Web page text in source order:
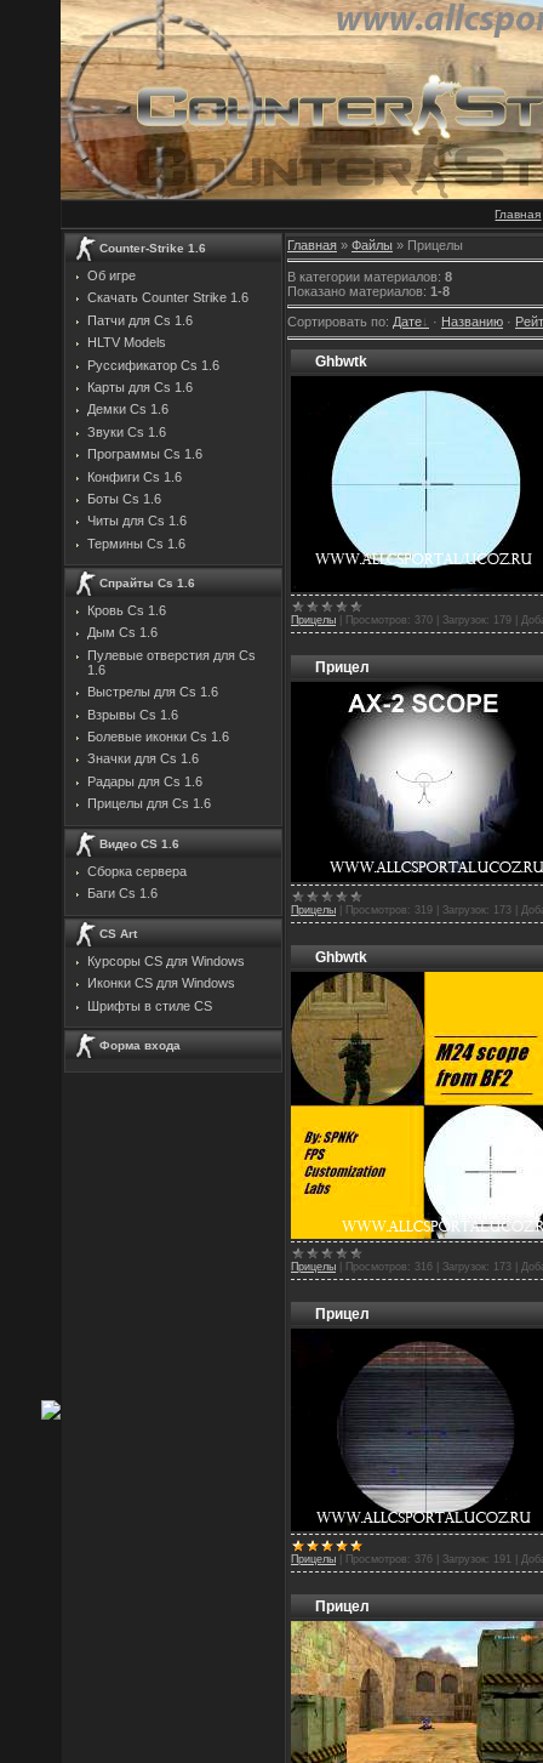
Главная
Counter-Strike 1.6
Об игре
Скачать Counter Strike 1.6
Патчи для Cs 1.6
HLTV Models
Руссификатор Cs 1.6
Карты для Cs 1.6
Демки Cs 1.6
Звуки Cs 1.6
Программы Cs 1.6
Конфиги Cs 1.6
Боты Cs 1.6
Читы для Cs 1.6
Термины Cs 1.6
Спрайты Cs 1.6
Кровь Cs 1.6
Дым Cs 1.6
Пулевые отверстия для Cs
1.6
Выстрелы для Cs 1.6
Взрывы Cs 1.6
Болевые иконки Cs 1.6
Значки для Cs 1.6
Радары для Cs 1.6
Прицелы для Cs 1.6
Видео CS 1.6
Сборка сервера
Баги Cs 1.6
CS Art
Курсоры CS для Windows
Иконки CS для Windows
Шрифты в стиле CS
Форма входа
Главная » Файлы » Прицелы
В категории материалов: 8
Показано материалов: 1-8
Сортировать по: Дате · Названию ·
Ghbwtk
Прицелы Просмотров: 370 Загрузок: 179
Прицел
Прицелы Просмотров: 319 Загрузок: 173
Ghbwtk
Прицелы Просмотров: 316 Загрузок: 173
Прицел
Прицелы Просмотров: 376 Загрузок: 191
Прицел